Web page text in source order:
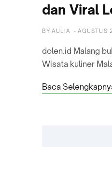
dan Viral
BY AULIA - AGUSTUS
dolen.id Malang
Wisata kuliner
Baca